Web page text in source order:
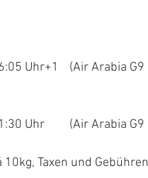
Abflug: 22:25 Uhr Ankunft: 06:05 Uhr+1	(Air Arabia
Abflug: 17:20 Uhr Ankunft: 21:30 Uhr 	(Air Arabia
Taxen und